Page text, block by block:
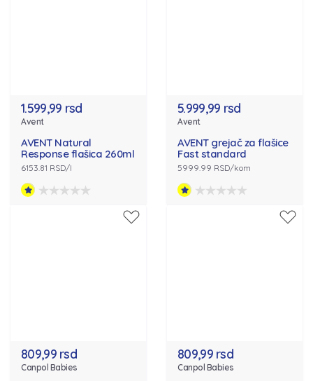
1.599,99 rsd
Avent
AVENT Natural
Response flašica 260ml
6153.81 RSD/l
5.999,99 rsd
Avent
AVENT grejač za flašice
Fast standard
5999.99 RSD/kom
809,99 rsd
Canpol Babies
809,99 rsd
Canpol Babies